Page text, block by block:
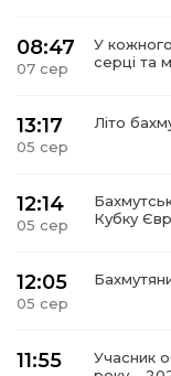
08:47
07 сер
У
серці та
13:17
05 сер
Літо
12:14
05 сер
Кубку
12:05
05 сер
11:55
Учасник